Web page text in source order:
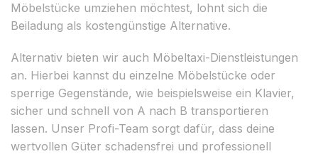
Möbelstücke umziehen möchtest, lohnt sich die
Beiladung als kostengünstige Alternative.
Alternativ bieten wir auch Möbeltaxi-Dienstleistungen
an. Hierbei kannst du einzelne Möbelstücke oder
sperrige Gegenstände, wie beispielsweise ein Klavier,
sicher und schnell von A nach B transportieren
lassen. Unser Profi-Team sorgt dafür, dass deine
wertvollen Güter schadensfrei und professionell